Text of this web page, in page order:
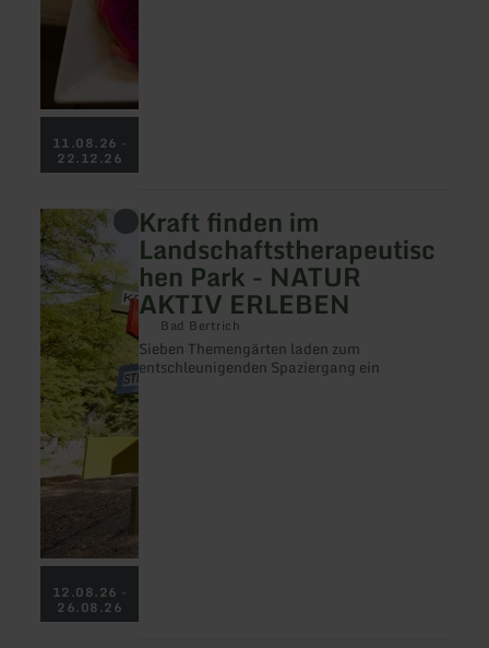
11.08.26 -
22.12.26
12.08.26 -
26.08.26
Kraft finden im
Landschaftstherapeutisc
hen Park - NATUR
AKTIV ERLEBEN
Bad Bertrich
Sieben Themengärten laden zum
entschleunigenden Spaziergang ein
mehr
erfahren
zu:
Kraft
finden
im
Landschaftstherapeutischen
Park
-
NATUR
AKTIV
ERLEBEN